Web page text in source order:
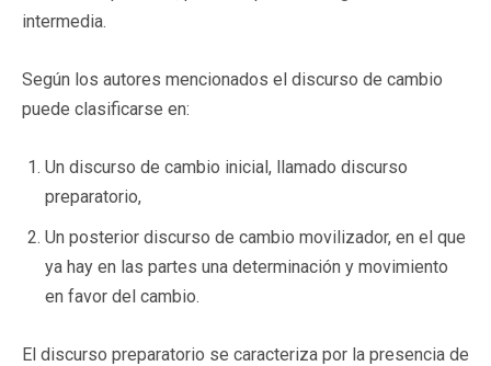
intermedia.
Según los autores mencionados el discurso de cambio
puede clasificarse en:
Un discurso de cambio inicial, llamado discurso
preparatorio,
Un posterior discurso de cambio movilizador, en el que
ya hay en las partes una determinación y movimiento
en favor del cambio.
El discurso preparatorio se caracteriza por la presencia de